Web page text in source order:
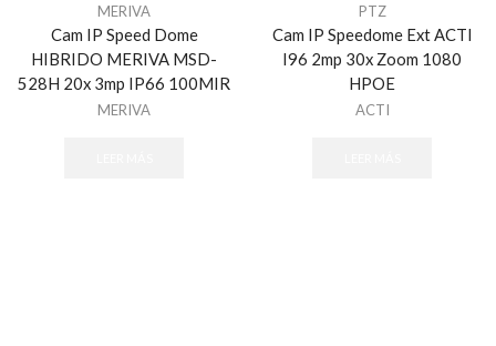
MERIVA
Cam IP Speed Dome
HIBRIDO MERIVA MSD-
528H 20x 3mp IP66 100MIR
MERIVA
PTZ
Cam IP Speedome Ext ACTI
I96 2mp 30x Zoom 1080
HPOE
ACTI